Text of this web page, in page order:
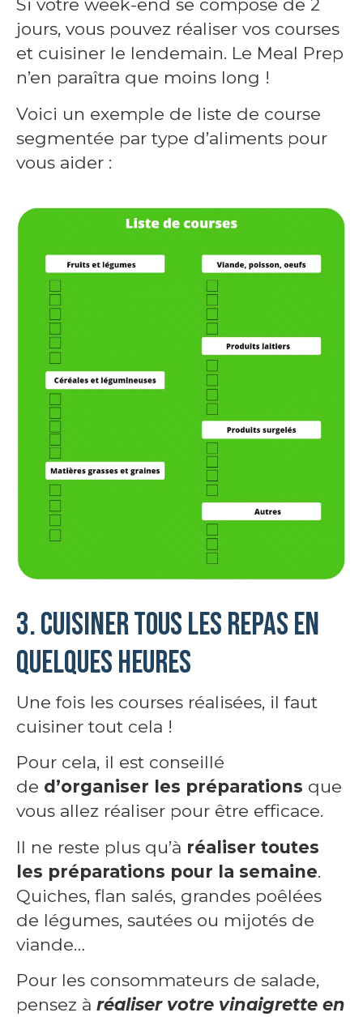
Si votre week-end se compose de 2
jours, vous pouvez réaliser vos courses
et cuisiner le lendemain. Le Meal Prep
n’en paraîtra que moins long !
Voici un exemple de liste de course
segmentée par type d’aliments pour
vous aider :
3. Cuisiner tous les repas en
quelques heures
Une fois les courses réalisées, il faut
cuisiner tout cela !
Pour cela, il est conseillé
de d’organiser les préparations que
vous allez réaliser pour être efficace.
Il ne reste plus qu’à réaliser toutes
les préparations pour la semaine.
Quiches, flan salés, grandes poêlées
de légumes, sautées ou mijotés de
viande…
Pour les consommateurs de salade,
pensez à réaliser votre vinaigrette en